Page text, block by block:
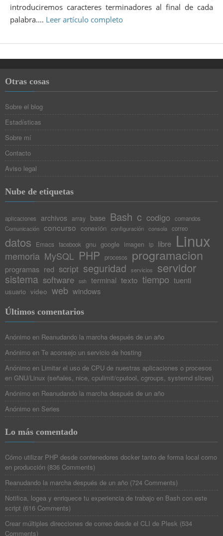
introduciremos caracteres terminadores al final de cada
palabra.… Leer artículo completo
Otras cosas
Sobre el blog
Estadísticas
Sobre mí
Contacto
Aviso legal
Nube de etiquetas
aplicaciones archivos array base Bash c codigo
comandos
Comunicación concurso conexión configuración consola correo
datos Emacs facebook gnu google imagen ip libre Linux
memoria MySQL PHP procesos programacion
programas red script seguridad servicios servidor
sistema software ssh terminal texto tiempo tuenti
usuario video web windows
Últimos comentarios
Anónimo en Reanudando la marcha después de un año
Anónimo en Te aconsejo un servicio de hosting
Anónimo en Limitar el uso de CPU de nuestras aplicaciones o procesos
en GNU/Linux (señales, nice, cpulimit/cputool, cgroups, systemd slices)
Anónimo en Reanudando la marcha después de un año
Anónimo en Series
Lo más comentado
Cómo utilizar PHP desde contenedores docker tanto de forma local como
en producción (836 Comments)
Reanudando la marcha después de un año (724 Comments)
Notifica, logea y enriquece tu experiencia de trabajo en Bash con este
script (616 Comments)
Crear múltiples direcciones de correo desde el CLI de Plesk (534
Comments)